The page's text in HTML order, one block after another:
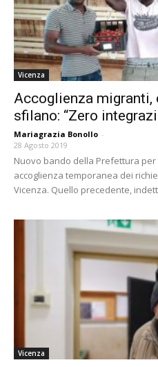
Vicenza
Accoglienza migranti,
sfilano: “Zero
Mariagrazia Bonollo -
28 Agosto 2019
Nuovo bando della Prefettura
accoglienza temporanea dei
Vicenza. Quello precedente,
Vicenza